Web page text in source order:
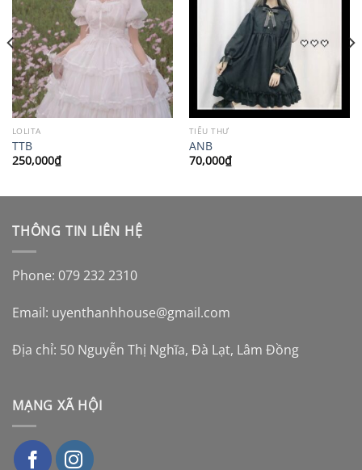
LOLITA
TTB
250,000₫
TIỂU THƯ
ANB
70,000₫
THÔNG TIN LIÊN HỆ
Phone: 079 232 2310
Email: uyenthanhhouse@gmail.com
Địa chỉ: 50 Nguyễn Thị Nghĩa, Đà Lạt, Lâm Đồng
MẠNG XÃ HỘI